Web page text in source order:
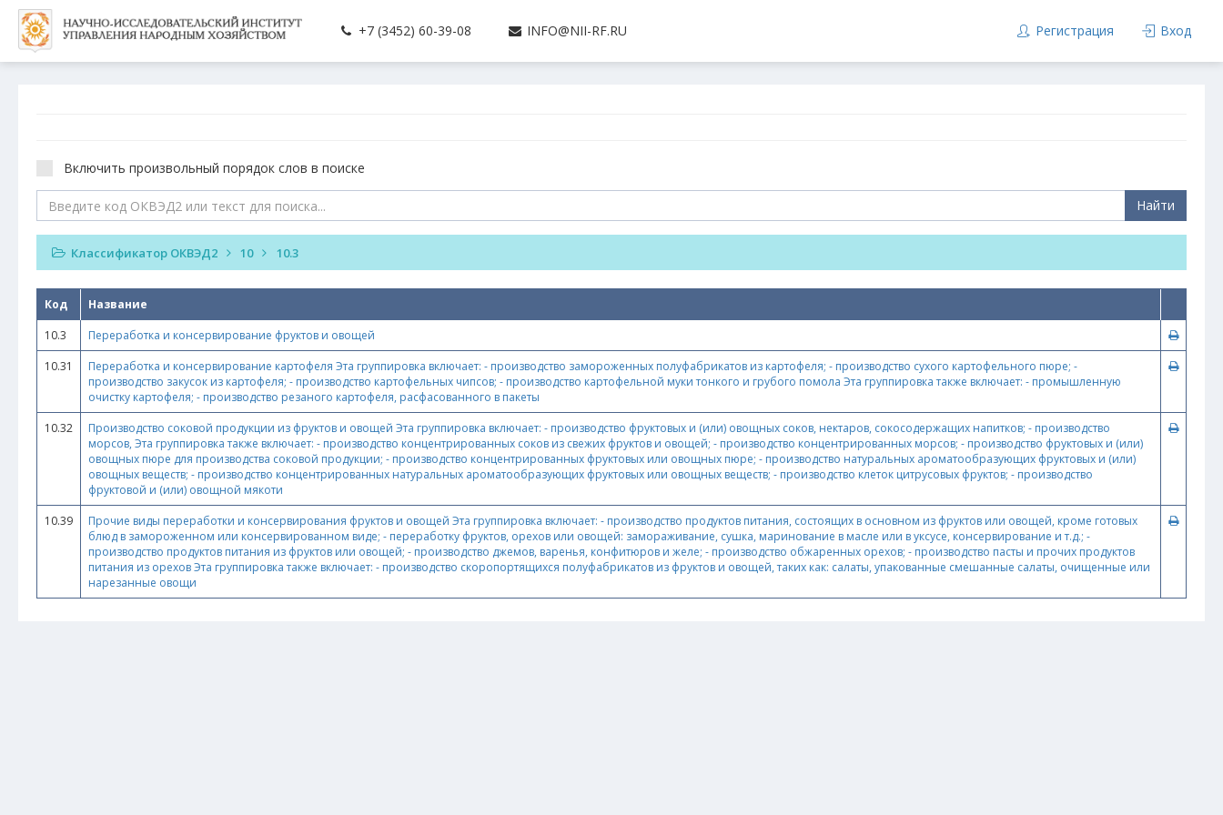
+7 (3452) 60-39-08 INFO@NII-RF.RU Регистрация Вход
Включить произвольный порядок слов в поиске
Найти
Классификатор ОКВЭД2 10 10.3
Код
Название
10.3
Переработка и консервирование фруктов и овощей
10.31
Переработка и консервирование картофеля Эта группировка включает: - производство замороженных полуфабрикатов из картофеля; - производство сухого картофельного пюре; -
производство закусок из картофеля; - производство картофельных чипсов; - производство картофельной муки тонкого и грубого помола Эта группировка также включает: - промышленную
очистку картофеля; - производство резаного картофеля, расфасованного в пакеты
10.32
Производство соковой продукции из фруктов и овощей Эта группировка включает: - производство фруктовых и (или) овощных соков, нектаров, сокосодержащих напитков; - производство
морсов, Эта группировка также включает: - производство концентрированных соков из свежих фруктов и овощей; - производство концентрированных морсов; - производство фруктовых и (или)
овощных пюре для производства соковой продукции; - производство концентрированных фруктовых или овощных пюре; - производство натуральных ароматообразующих фруктовых и (или)
овощных веществ; - производство концентрированных натуральных ароматообразующих фруктовых или овощных веществ; - производство клеток цитрусовых фруктов; - производство
фруктовой и (или) овощной мякоти
10.39
Прочие виды переработки и консервирования фруктов и овощей Эта группировка включает: - производство продуктов питания, состоящих в основном из фруктов или овощей, кроме готовых
блюд в замороженном или консервированном виде; - переработку фруктов, орехов или овощей: замораживание, сушка, маринование в масле или в уксусе, консервирование и т.д.; -
производство продуктов питания из фруктов или овощей; - производство джемов, варенья, конфитюров и желе; - производство обжаренных орехов; - производство пасты и прочих продуктов
питания из орехов Эта группировка также включает: - производство скоропортящихся полуфабрикатов из фруктов и овощей, таких как: салаты, упакованные смешанные салаты, очищенные или
нарезанные овощи